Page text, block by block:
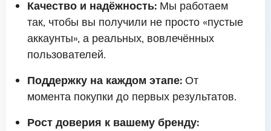
Качество и надёжность: Мы работаем
так, чтобы вы получили не просто «пустые
аккаунты», а реальных, вовлечённых
пользователей.
Поддержку на каждом этапе: От
момента покупки до первых результатов.
Рост доверия к вашему бренду: